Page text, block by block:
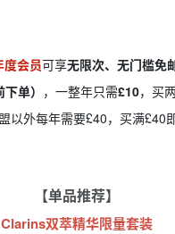
会员可享无限次、无门槛免
单） ，一整年只需£10，买
以外每年需要£40，买满£40
【单品推荐】
Clarins双萃精华限量套装